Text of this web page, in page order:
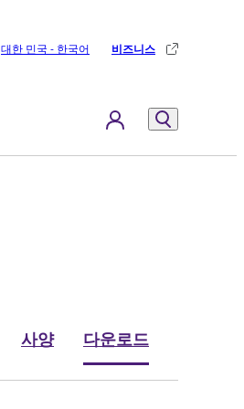
대한 민국 - 한국어 비즈니스
사양 다운로드